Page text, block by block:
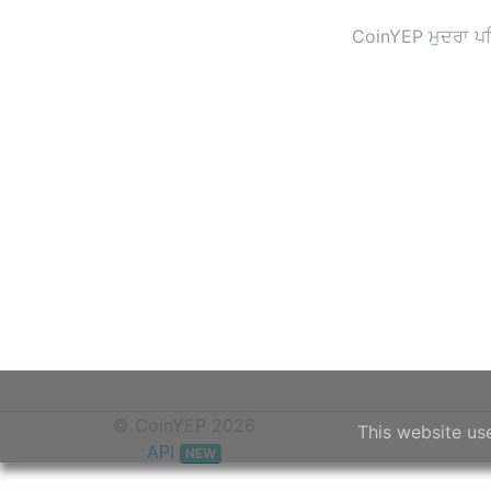
CoinYEP ਮੁਦਰਾ
API NEW
This website